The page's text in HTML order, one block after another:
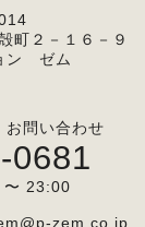
町２－１６－９
ン ゼム
お問い合わせ
0681
〜 23:00
zem.co.jp